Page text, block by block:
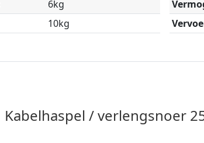
6kg
10kg
Kabelhaspel / verlengsnoer